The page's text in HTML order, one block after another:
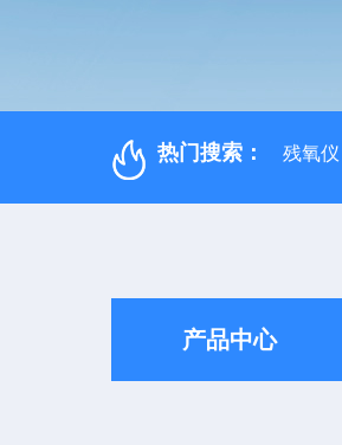
热门搜索： 残氧仪
产品中心